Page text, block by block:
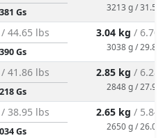
Gs 3213 g / 31.5
/ 44.65 lbs
Gs
3.04 kg / 6.70
3038 g / 29.8
/ 41.86 lbs
Gs
2.85 kg / 6.28
2848 g / 27.9
/ 38.95 lbs
Gs
2.65 kg / 5.84
2650 g / 26.0